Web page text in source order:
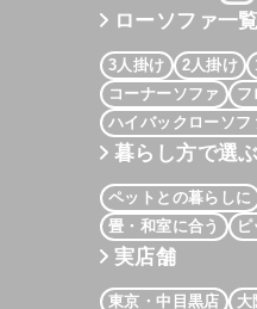
ローソファ一覧
3人掛け 2人掛け
コーナーソファ
フ
ハイバックローソフ
暮らし方で選ぶ
ペットとの暮らしに
畳・和室に合う
実店舗
東京・中目黒店 大